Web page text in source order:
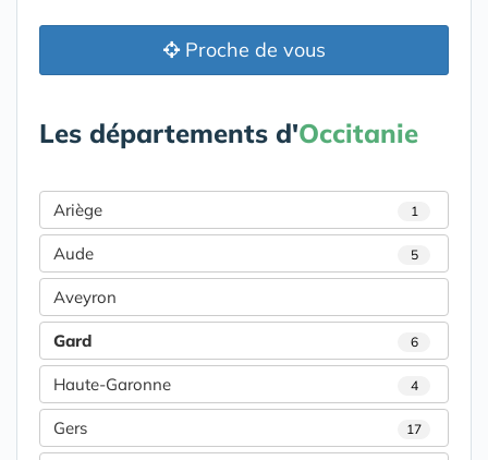
Proche de vous
Les départements d'Occitanie
Ariège 1
Aude 5
Aveyron
Gard 6
Haute-Garonne 4
Gers 17